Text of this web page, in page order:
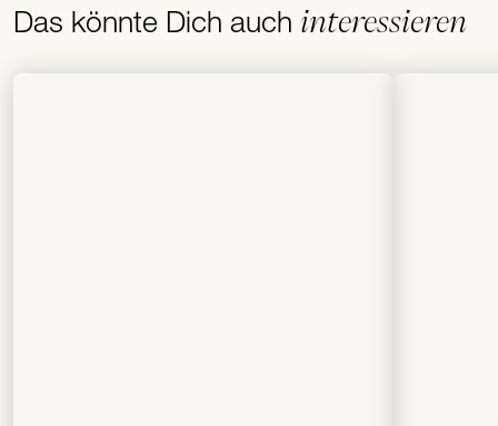
Das könnte Dich auchinteressieren